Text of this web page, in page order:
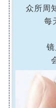
众所周
每